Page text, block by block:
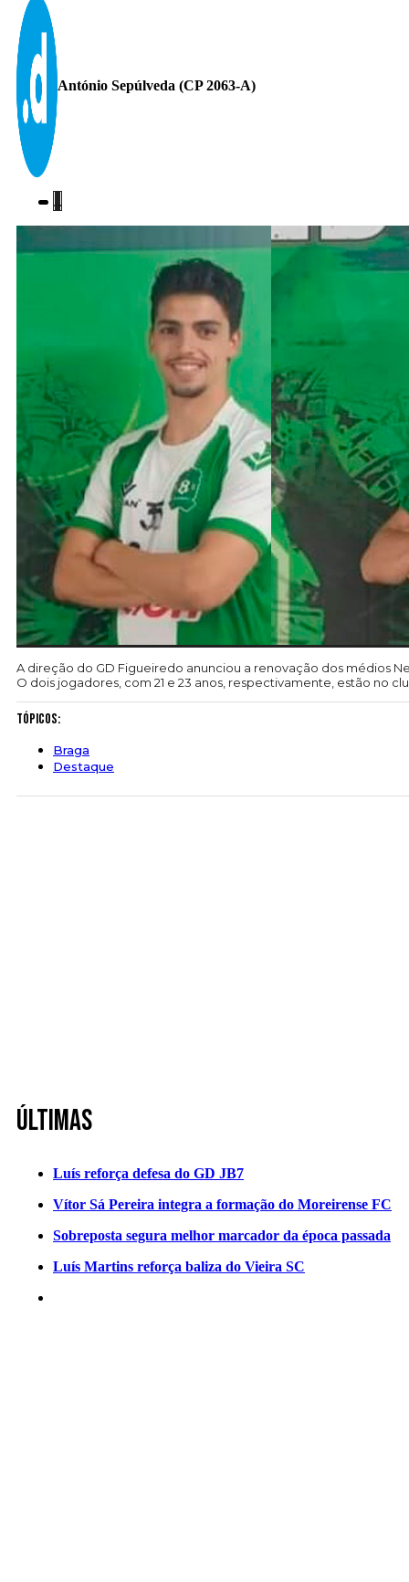
António Sepúlveda (CP 2063-A)
A direção do GD Figueiredo anunciou a renovação dos médios
O dois jogadores, com 21 e 23 anos, respectivamente, estão no
Tópicos:
Braga
Destaque
Últimas
Luís reforça defesa do GD JB7
Vítor Sá Pereira integra a formação do Moreirense FC
Sobreposta segura melhor marcador da época passada
Luís Martins reforça baliza do Vieira SC